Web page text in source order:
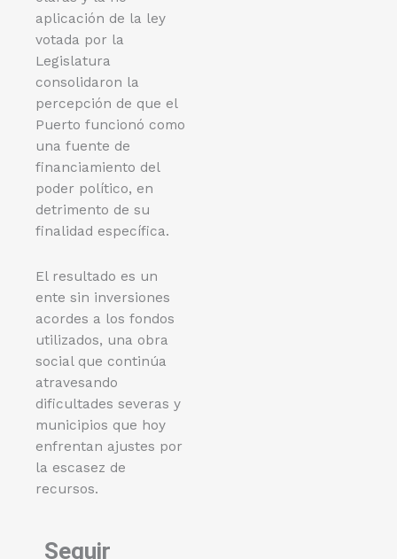
aplicación de la ley
votada por la
Legislatura
consolidaron la
percepción de que el
Puerto funcionó como
una fuente de
financiamiento del
poder político, en
detrimento de su
finalidad específica.
El resultado es un
ente sin inversiones
acordes a los fondos
utilizados, una obra
social que continúa
atravesando
dificultades severas y
municipios que hoy
enfrentan ajustes por
la escasez de
recursos.
Seguir